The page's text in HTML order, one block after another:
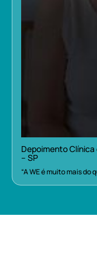
Depoimento
– SP
“A WE é muito mais do